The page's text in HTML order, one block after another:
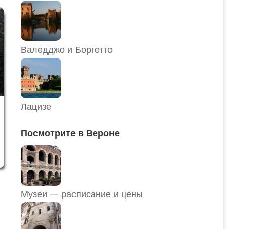
Валедджо и Боргетто
Лацизе
Посмотрите в Вероне
Музеи — расписание и цены